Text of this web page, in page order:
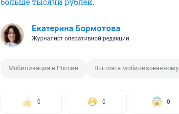
Екатерина Бормотова
Журналист оперативной редакции
Мобилизация в России Выплата мобилизованному
0 0 0